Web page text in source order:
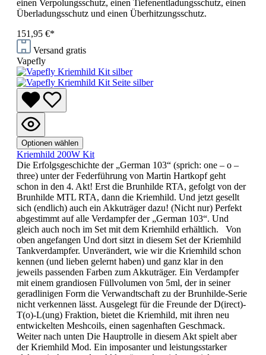
einen Verpolungsschutz, einen Tiefenentladungsschutz, einen
Überladungsschutz und einen Überhitzungsschutz.
151,95 €*
Versand gratis
Vapefly
Optionen wählen
Kriemhild 200W Kit
Die Erfolgsgeschichte der „German 103“ (sprich: one – o –
three) unter der Federführung von Martin Hartkopf geht
schon in den 4. Akt! Erst die Brunhilde RTA, gefolgt von der
Brunhilde MTL RTA, dann die Kriemhild. Und jetzt gesellt
sich (endlich) auch ein Akkuträger dazu! (Nicht nur) Perfekt
abgestimmt auf alle Verdampfer der „German 103“. Und
gleich auch noch im Set mit dem Kriemhild erhältlich. Von
oben angefangen Und dort sitzt in diesem Set der Kriemhild
Tankverdampfer. Unverändert, wie wir die Kriemhild schon
kennen (und lieben gelernt haben) und ganz klar in den
jeweils passenden Farben zum Akkuträger. Ein Verdampfer
mit einem grandiosen Füllvolumen von 5ml, der in seiner
geradlinigen Form die Verwandtschaft zu der Brunhilde-Serie
nicht verkennen lässt. Ausgelegt für die Freunde der D(irect)-
T(o)-L(ung) Fraktion, bietet die Kriemhild, mit ihren neu
entwickelten Meshcoils, einen sagenhaften Geschmack.
Weiter nach unten Die Hauptrolle in diesem Akt spielt aber
der Kriemhild Mod. Ein imposanter und leistungsstarker